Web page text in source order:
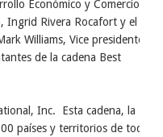
Económico y Comercio,
Ingrid Rivera Rocafort y el
Williams, Vice presidente
de la cadena Best
Inc. Esta cadena, la
países y territorios de todo